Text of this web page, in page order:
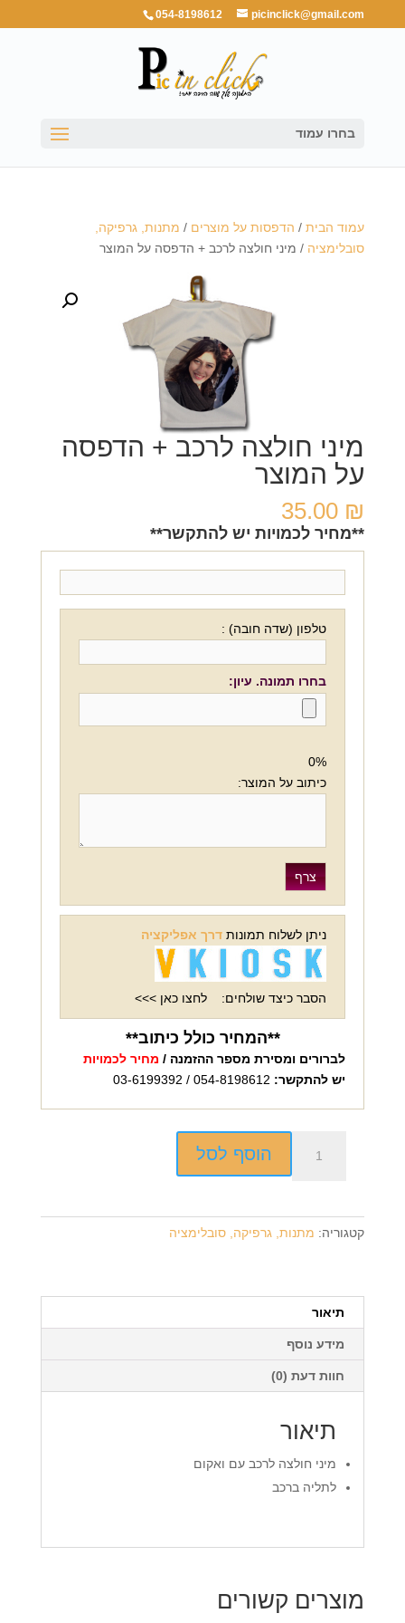
054-8198612 picinclick@gmail.com
בחרו עמוד
עמוד הבית/ הדפסות על מוצרים / מתנות, גרפיקה,
סובלימציה / מיני חולצה לרכב + הדפסה על המוצר
מיני חולצה לרכב + הדפסה
על המוצר
35.00 ₪
**מחיר לכמויות יש להתקשר**
טלפון (שדה חובה) :
בחרו תמונה. עיון:
0%
כיתוב על המוצר:
ניתן לשלוח תמונות דרך אפליקציה
הסבר כיצד שולחים: לחצו כאן >>>
**המחיר כולל כיתוב**
לברורים ומסירת מספר ההזמנה / מחיר לכמויות
יש להתקשר:
המוצר
הוסף לסל
קטגוריה: מתנות, גרפיקה, סובלימציה
תיאור
מידע נוסף
חוות דעת (0)
תיאור
מיני חולצה לרכב עם ואקום
לתליה ברכב
מוצרים קשורים